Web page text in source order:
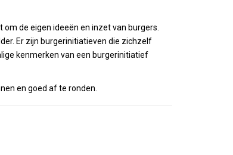
de eigen ideeën en inzet van burgers.
Er zijn burgerinitiatieven die zichzelf
kenmerken van een burgerinitiatief
en goed af te ronden.